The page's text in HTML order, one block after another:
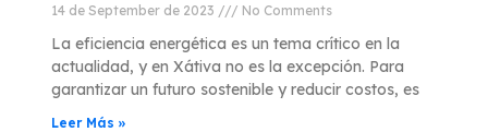
14 de September de 2023 No Comments
La eficiencia energética es un tema crítico en la
actualidad, y en Xátiva no es la excepción. Para
garantizar un futuro sostenible y reducir costos, es
Leer Más »